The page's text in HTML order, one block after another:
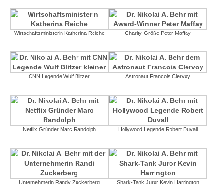
Wirtschaftsministerin Katherina Reiche Charity-Größe Peter Maffay
CNN Legende Wulf Blitzer Astronaut Francois Clervoy
Netflix Gründer Marc Randolph Hollywood Legende Robert Duvall
Unternehmerin Randy Zuckerberg Shark-Tank Juror Kevin Harrington